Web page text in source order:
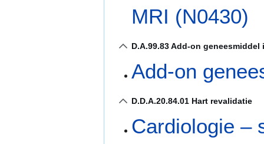
MRI (N0430)
D.A.99.83 Add-on
Add-on
D.D.A.20.84.01 Hart revalidatie
Cardiologie –